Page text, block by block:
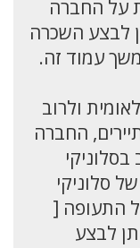
על החברה
לבצע השכרה
עמוד זה.
ולרוב
החברה
סלוניקי
התעופה [
לבצע